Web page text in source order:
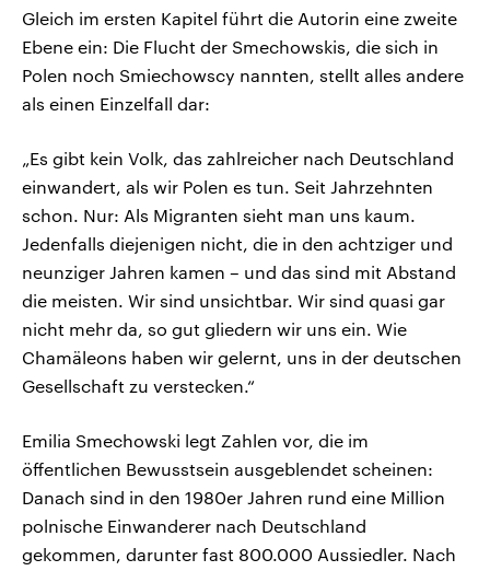
Gleich im ersten Kapitel führt die Autorin eine zweite
Ebene ein: Die Flucht der Smechowskis, die sich in
Polen noch Smiechowscy nannten, stellt alles andere
als einen Einzelfall dar:
„Es gibt kein Volk, das zahlreicher nach Deutschland
einwandert, als wir Polen es tun. Seit Jahrzehnten
schon. Nur: Als Migranten sieht man uns kaum.
Jedenfalls diejenigen nicht, die in den achtziger und
neunziger Jahren kamen – und das sind mit Abstand
die meisten. Wir sind unsichtbar. Wir sind quasi gar
nicht mehr da, so gut gliedern wir uns ein. Wie
Chamäleons haben wir gelernt, uns in der deutschen
Gesellschaft zu verstecken.“
Emilia Smechowski legt Zahlen vor, die im
öffentlichen Bewusstsein ausgeblendet scheinen:
Danach sind in den 1980er Jahren rund eine Million
polnische Einwanderer nach Deutschland
gekommen, darunter fast 800.000 Aussiedler. Nach